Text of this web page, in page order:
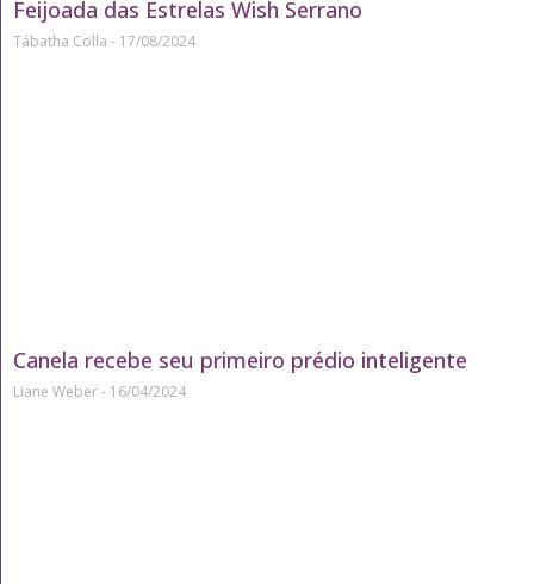
Feijoada das Estrelas Wish Serrano
Tábatha Colla 17/08/2024
Canela recebe seu primeiro prédio inteligente
Liane Weber 16/04/2024